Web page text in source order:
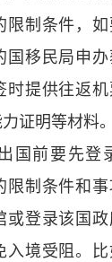
限制条件，
国移民局申
时提供往返
证明等材料。
前要先登
限制条件和
或登录该国
入境受阻。